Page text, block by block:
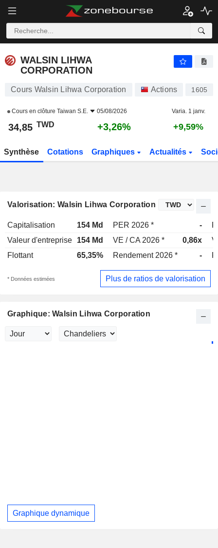
WALSIN LIHWA
CORPORATION
Cours Walsin Lihwa Corporation Actions 1605
Cours en clôture Taiwan S.E. 05/08/2026 Varia. 1 janv.
34,85 TWD +3,26% +9,59%
Synthèse Cotations Graphiques Actualités
Valorisation: Walsin Lihwa Corporation
Capitalisation 154 Md PER 2026 * -
Valeur d'entreprise
154 Md VE / CA 2026 * 0,86x
Flottant
65,35% Rendement 2026 * -
* Données estimées Plus de ratios de valorisation
Graphique: Walsin Lihwa Corporation
Graphique dynamique